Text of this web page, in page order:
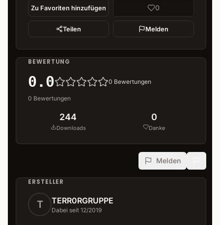
Zu Favoriten hinzufügen 0
Teilen Melden
BEWERTUNG
0.0 0 Bewertungen
0 Bewertungen
244
Downloads
0
Danke
Melden
ERSTELLER
T TERR0RGRUPPE
Dabei seit 12/2019